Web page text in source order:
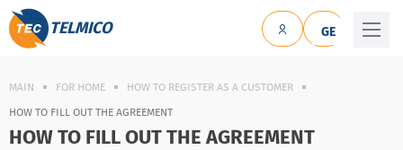
GE
TELMICO
MAIN FOR HOME
HOW TO REGISTER AS A CUSTOMER
HOW TO FILL OUT THE AGREEMENT
HOW TO FILL OUT THE AGREEMENT